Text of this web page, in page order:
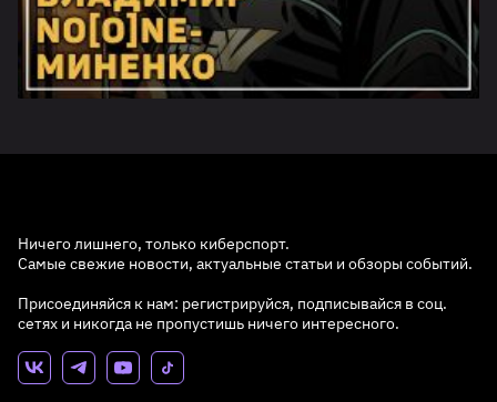
Ничего лишнего, только киберспорт.
Самые свежие новости, актуальные статьи и обзоры событий.
Присоединяйся к нам: регистрируйся, подписывайся в соц.
сетях и никогда не пропустишь ничего интересного.